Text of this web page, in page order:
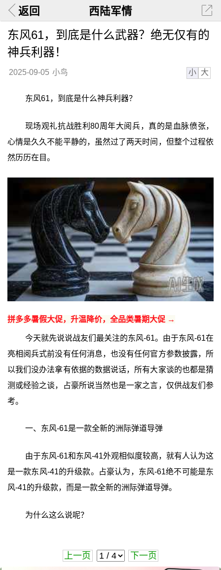
返回 西陆军情
东风61，到底是什么武器？绝无仅有的
神兵利器！
2025-09-05 小鸟 小 大
东风61，到底是什么神兵利器？
现场观礼抗战胜利80周年大阅兵，真的是血脉偾张，
心情是久久不能平静的，虽然过了两天时间，但整个过程依
然历历在目。
拼多多暑假大促，升温降价，全品类暑期大促 →
今天就先说说战友们最关注的东风-61。由于东风-61在
亮相阅兵式前没有任何消息，也没有任何官方参数披露，所
以我们没办法拿有依据的数据说话，所有大家谈的也都是猜
测或经验之谈，占豪所说当然也是一家之言，仅供战友们参
考。
一、东风-61是一款全新的洲际弹道导弹
由于东风-61和东风-41外观相似度较高，就有人认为这
是一款东风-41的升级款。占豪认为，东风-61绝不可能是东
风-41的升级款，而是一款全新的洲际弹道导弹。
为什么这么说呢？
上一页 下一页